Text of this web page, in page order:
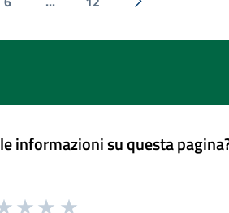
Successiva »
informazioni su questa